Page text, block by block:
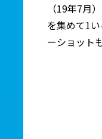
（19年7月
を集めて1
ーショット